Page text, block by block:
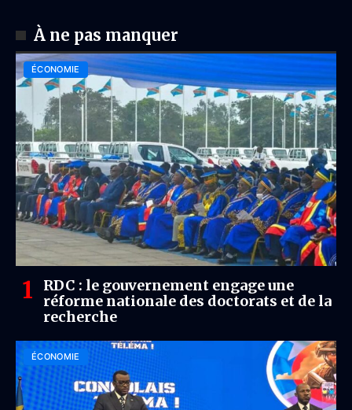
À ne pas manquer
ÉCONOMIE
RDC : le gouvernement engage une
réforme nationale des doctorats et de la
recherche
ÉCONOMIE